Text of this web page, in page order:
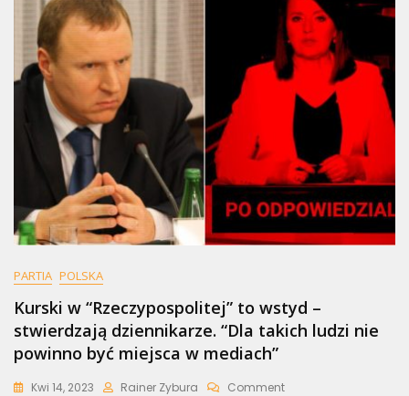
PARTIA POLSKA
Kurski w “Rzeczypospolitej” to wstyd –
stwierdzają dziennikarze. “Dla takich ludzi nie
powinno być miejsca w mediach”
Kwi 14, 2023 Rainer Zybura CommentOn